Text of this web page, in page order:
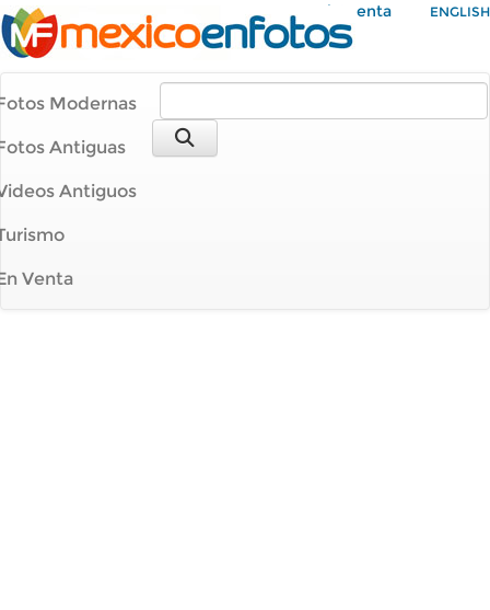
Mi Cuenta ENGLISH
Modernas
Antiguas
Antiguos
Venta